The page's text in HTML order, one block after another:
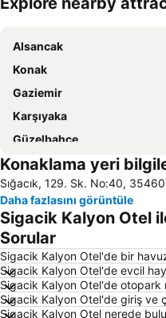
Haritayı genişlet
Alsancak
Konak
Gaziemir
Karşıyaka
Güzelbahçe
İzmir Adnan Menderes Havalimanı
Çiğli Tren Garı
Çeşme Limanı
Boyalık Plajı
Buca Arena
Bostanlı İskelesi
Basmane
Konaklama yeri
Sığacık, 129. Sk. No:40,
Daha fazlasını görüntüle
Sigacik Kalyon Otel
Sorular
Sigacik Kalyon Otel'de bir
Sigacik Kalyon Otel'de evcil
Sigacik Kalyon Otel'de otopark
Sigacik Kalyon Otel'de giriş ve
Sigacik Kalyon Otel nerede